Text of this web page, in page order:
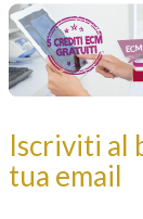
Iscriviti al
tua email